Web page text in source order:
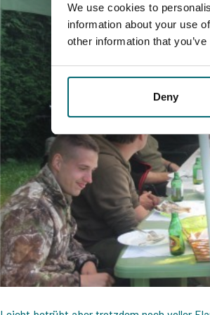
We use cookies to
information about your use
other information that
Deny